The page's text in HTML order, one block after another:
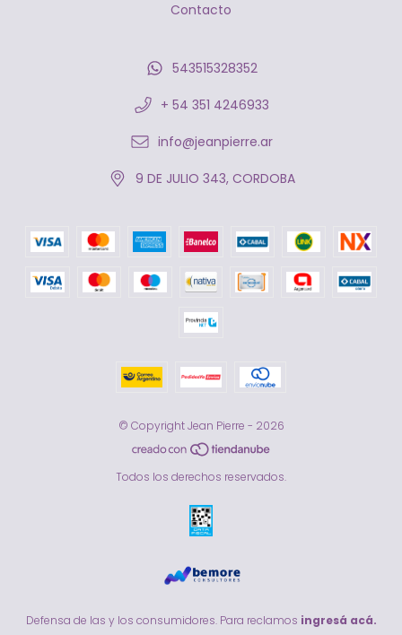
Contacto
543515328352
+ 54 351 4246933
info@jeanpierre.ar
9 DE JULIO 343, CORDOBA
© Copyright Jean Pierre - 2026
Todos los derechos reservados.
Defensa de las y los consumidores. Para reclamos ingresá acá.